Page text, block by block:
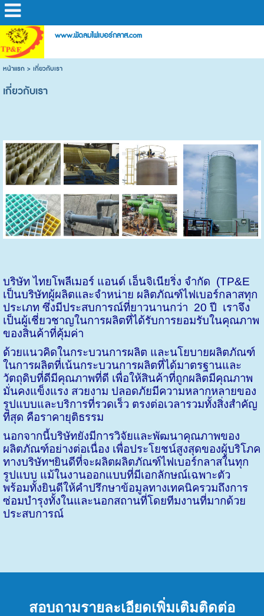
www.พัดลมไฟเบอร์กลาส.com
หน้าแรก> เกี่ยวกับเรา
เกี่ยวกับเรา
บริษัท ไทยโพลีเมอร์ แอนด์ เอ็นจิเนียริ่ง จำกัด (TP&E
เป็นบริษัทผู้ผลิตและจำหน่าย ผลิตภัณฑ์ไฟเบอร์กลาสทุก
ประเภท ซึ่งมีประสบการณ์ที่ยาวนานกว่า 20 ปี
เราจึง
เป็นผู้เชี่ยวชาญในการผลิตที่ได้รับการยอมรับในคุณภาพ
ของสินค้าที่คุ้มค่า
ด้วยแนวคิดในกระบวนการผลิต และนโยบายผลิตภัณฑ์
ในการผลิตที่เน้นกระบวนการผลิตที่ได้มาตรฐานและ
วัตถุดิบที่ดีมีคุณภาพที่ดี เพื่อให้สินค้าที่ถูกผลิตมีคุณภาพ
มั่นคงแข็งแรง สวยงาม ปลอดภัยมีความหลากหลายของ
รูปแบบและบริการที่รวดเร็ว ตรงต่อเวลารวมทั้งสิ่งสำคัญ
ที่สุด คือราคายุติธรรม
นอกจากนี้บริษัทยังมีการวิจัยและพัฒนาคุณภาพของ
ผลิตภัณฑ์อย่างต่อเนื่อง เพื่อประโยชน์สูงสุดของผู้บริโภค
ทางบริษัทฯยินดีที่จะผลิตผลิตภัณฑ์ไฟเบอร์กลาสในทุก
รูปแบบ แม้ในงานออกแบบที่มีเอกลักษณ์เฉพาะตัว
พร้อมทั้งยินดีให้คำปรึกษาข้อมูลทางเทคนิครวมถึงการ
ซ่อมบำรุงทั้งในและนอกสถานที่โดยทีมงานที่มากด้วย
ประสบการณ์
สอบถามรายละเอียดเพิ่มเติมติดต่อ